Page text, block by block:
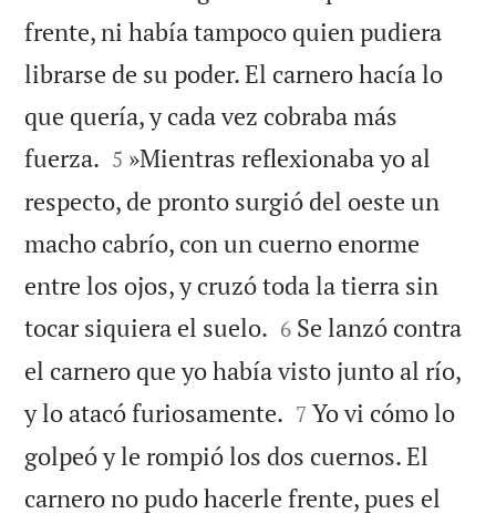
frente, ni había tampoco quien pudiera
librarse de su poder. El carnero hacía lo
que quería, y cada vez cobraba más
fuerza. 

5 »Mientras reflexionaba yo al
respecto, de pronto surgió del oeste un
macho cabrío, con un cuerno enorme
entre los ojos, y cruzó toda la tierra sin
tocar siquiera el suelo. 

6 Se lanzó contra
el carnero que yo había visto junto al río,
y lo atacó furiosamente. 

7 Yo vi cómo lo
golpeó y le rompió los dos cuernos. El
carnero no pudo hacerle frente, pues el